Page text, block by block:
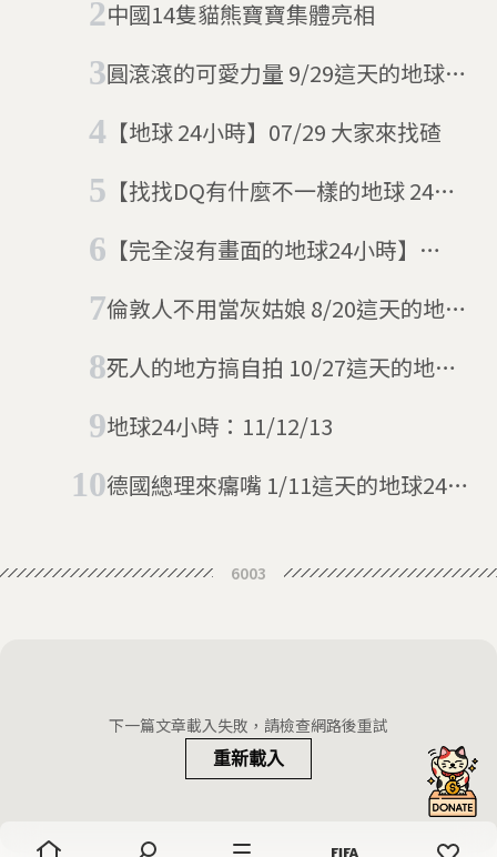
中國14隻貓熊寶寶集體亮相
圓滾滾的可愛力量 9/29這天的地球24
【地球 24小時】07/29 大家來找碴
【找找DQ有什麼不一樣的地球 24小
【完全沒有畫面的地球24小時】
倫敦人不用當灰姑娘 8/20這天的地球
死人的地方搞自拍 10/27這天的地球
地球24小時：11/12/13
德國總理來癟嘴 1/11這天的地球24小
6003
下一篇文章載入失敗，請檢查網路後重試
重新載入